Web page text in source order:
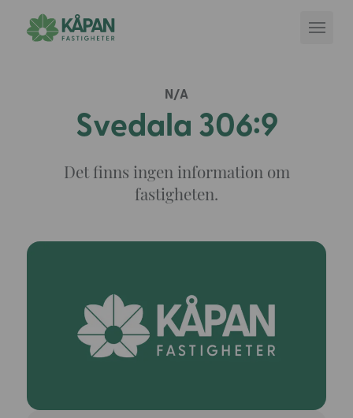
N/A
Svedala 306:9
Det finns ingen information om
fastigheten.